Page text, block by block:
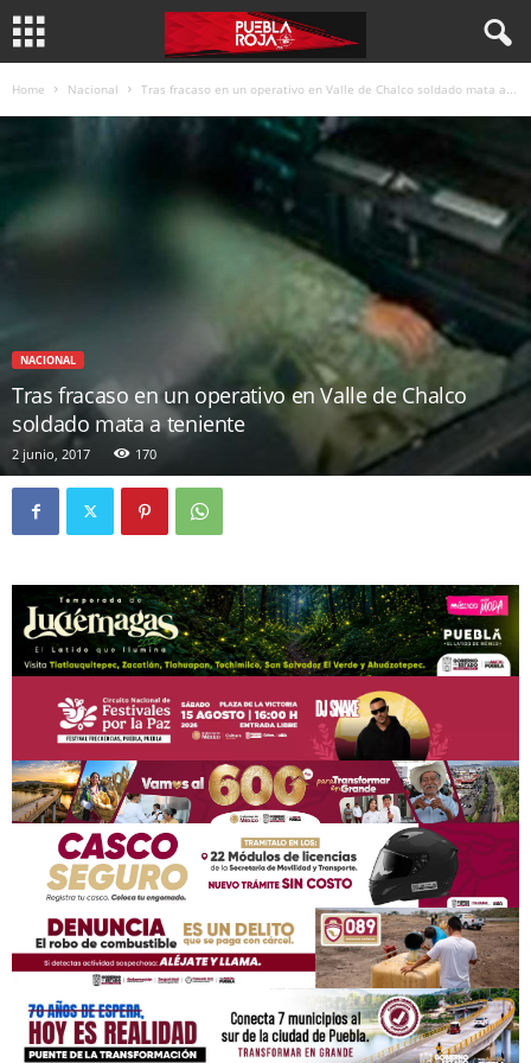
Home Nacional Tras fracaso en un operativo en Valle de Chalco soldado mata a...
NACIONAL
Tras fracaso en un operativo en Valle de Chalco
soldado mata a teniente
2 junio, 2017 170